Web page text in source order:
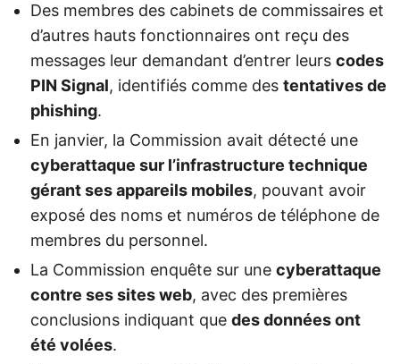
Des membres des cabinets de commissaires et
d’autres hauts fonctionnaires ont reçu des
messages leur demandant d’entrer leurs codes
PIN Signal, identifiés comme des tentatives de
phishing.
En janvier, la Commission avait détecté une
cyberattaque sur l’infrastructure technique
gérant ses appareils mobiles, pouvant avoir
exposé des noms et numéros de téléphone de
membres du personnel.
La Commission enquête sur une cyberattaque
contre ses sites web, avec des premières
conclusions indiquant que des données ont
été volées.